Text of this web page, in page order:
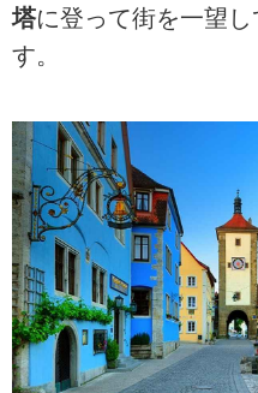
塔に登って街を一望
す。